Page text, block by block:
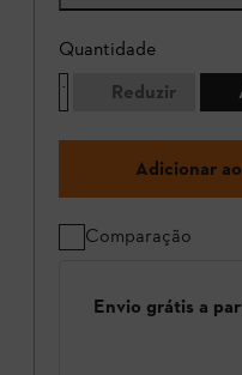
Quantidade
Reduzir
Adicionar
Comparação
Envio grátis a